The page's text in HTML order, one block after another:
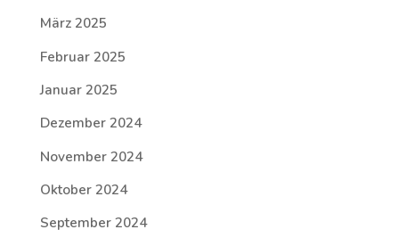
März 2025
Februar 2025
Januar 2025
Dezember 2024
November 2024
Oktober 2024
September 2024